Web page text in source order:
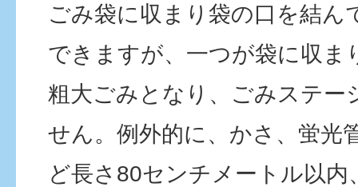
ごみ袋に収まり袋の口を結ん
できますが、一つが袋に収ま
粗大ごみとなり、ごみステー
せん。例外的に、かさ、蛍光
ど長さ80センチメートル以